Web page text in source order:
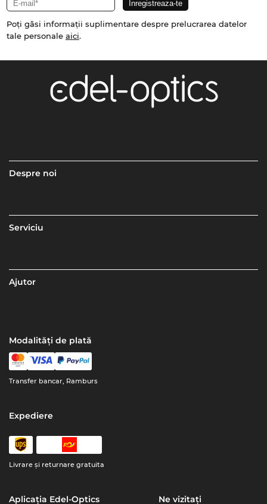
Poți găsi informații suplimentare despre prelucrarea datelor
tale personale aici.
Despre noi
Serviciu
Ajutor
Modalități de plată
Transfer bancar, Ramburs
Expediere
Livrare şi returnare gratuita
Aplicația Edel-Optics Ne vizitați